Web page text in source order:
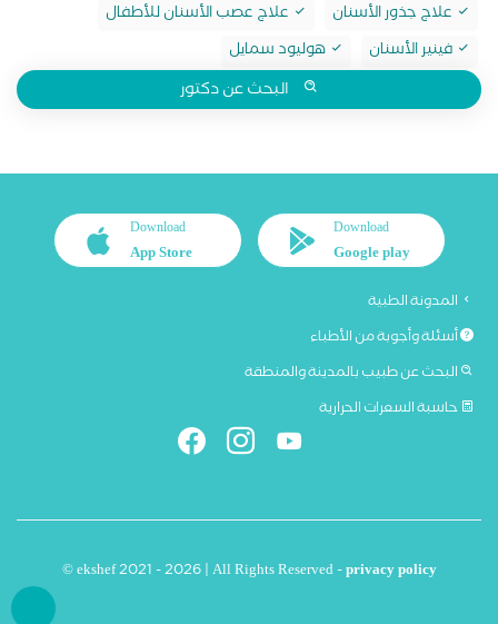
علاج جذور الأسنان
علاج عصب الأسنان للأطفال
فينير الأسنان
هوليود سمايل
البحث عن دكتور
Download
Google play
Download
App Store
المدونة الطبية
أسئلة وأجوبة من الأطباء
البحث عن طبيب بالمدينة والمنطقة
حاسبة السعرات الحرارية
© ekshef 2021 - 2026 | All Rights Reserved -privacy policy